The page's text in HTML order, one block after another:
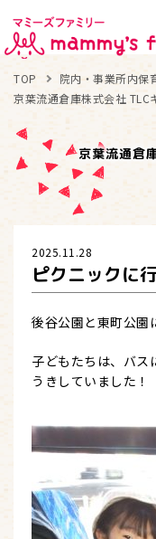
TOP
院内・事業所内保
京葉流通倉庫株式会社 TLC
京葉流通倉
2025.11.28
ピクニックに
後谷公園と東町公
子どもたちは、バス
うきしていました！